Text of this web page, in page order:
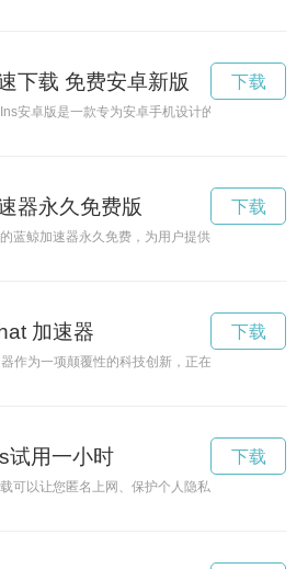
下载 免费安卓新版
安卓版是一款专为安卓手机设计的加速软件，能
下载
器永久免费版
蓝鲸加速器永久免费，为用户提供更快更稳定的网
下载
加速器
作为一项颠覆性的科技创新，正在改变人们对网
下载
试用一小时
可以让您匿名上网、保护个人隐私信息，提高互
下载